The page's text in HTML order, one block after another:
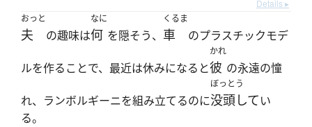
Details ▸
おっと
夫 の趣味は
なに
何 を隠そう、
くるま
車 のプラスチックモデ
ルを作ることで、最近は休みになると
かれ
彼 の永遠の憧
れ、ランボルギーニを組み立てるのに
ぼっとう
没頭してい
る。